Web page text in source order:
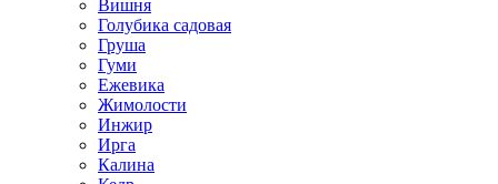
Вишня
Голубика садовая
Груша
Гуми
Ежевика
Жимолости
Инжир
Ирга
Калина